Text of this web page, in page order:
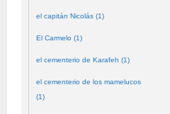
el capitán Nicolás (1)
El Carmelo (1)
el cementerio de Karafeh (1)
el cementerio de los mamelucos
(1)